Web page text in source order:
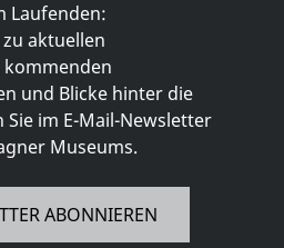
Laufenden:
aktuellen
und Blicke hinter die
Sie im E-Mail-Newsletter
Museums.
ABONNIEREN